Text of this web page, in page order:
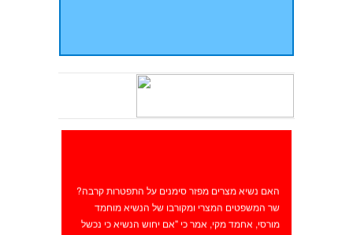
שר המשפטים המצרי ומקורבו של הנשיא מוחמד
מורסי, אחמד מקי, אמר כי "אם יחוש הנשיא כי נכשל
בענייני ניהול המדינה, הרי שהוא יקרא להקדמת